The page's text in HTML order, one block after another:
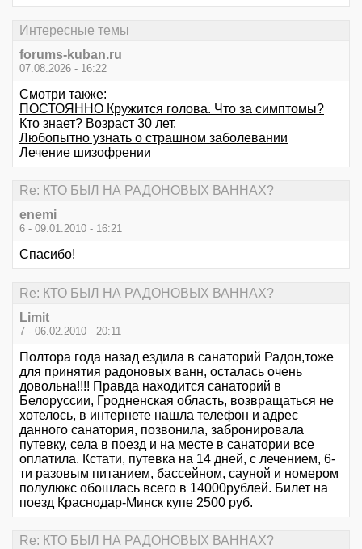
Интересные темы
forums-kuban.ru
07.08.2026 - 16:22
Смотри также:
ПОСТОЯННО Кружится голова. Что за симптомы?
Кто знает? Возраст 30 лет.
Любопытно узнать о страшном заболевании
Лечение шизофрении
Re: КТО БЫЛ НА РАДОНОВЫХ ВАННАХ?
enemi
6 - 09.01.2010 - 16:21
Спасибо!
Re: КТО БЫЛ НА РАДОНОВЫХ ВАННАХ?
Limit
7 - 06.02.2010 - 20:11
Полтора года назад ездила в санаторий Радон,тоже
для принятия радоновых ванн, осталась очень
довольна!!!! Правда находится санаторий в
Белоруссии, Гродненская область, возвращаться не
хотелось, в интернете нашла телефон и адрес
данного санатория, позвонила, забронировала
путевку, села в поезд и на месте в санатории все
оплатила. Кстати, путевка на 14 дней, с лечением, 6-
ти разовым питанием, бассейном, сауной и номером
полулюкс обошлась всего в 14000рублей. Билет на
поезд Краснодар-Минск купе 2500 руб.
Re: КТО БЫЛ НА РАДОНОВЫХ ВАННАХ?